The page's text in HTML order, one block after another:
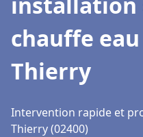
chauffe
Thierry
Intervention rapide et
Thierry (02400)